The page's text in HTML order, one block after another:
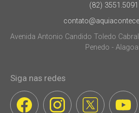
(82) 3551.5091
Avenida Antonio Candido Toledo
Penedo -
Siga nas redes